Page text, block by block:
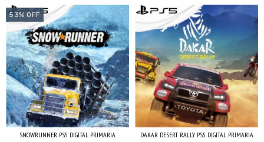
53% OFF
SNOWRUNNER PS5 DIGITAL PRIMARIA DAKAR DESERT RALLY PS5 DIGITAL PRIMARIA